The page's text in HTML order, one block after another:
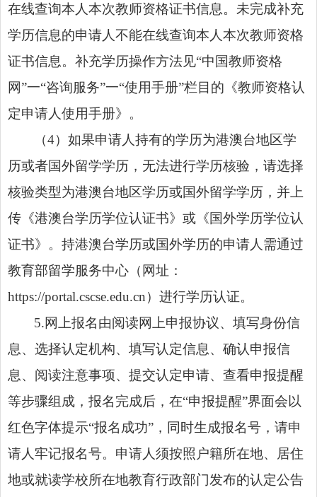
在线查询本人本次教师资格证书信息。未完成补充
学历信息的申请人不能在线查询本人本次教师资格
证书信息。补充学历操作方法见“中国教师资格
网”一“咨询服务”一“使用手册”栏目的《教师资格认
定申请人使用手册》。
（4）如果申请人持有的学历为港澳台地区学
历或者国外留学学历，无法进行学历核验，请选择
核验类型为港澳台地区学历或国外留学学历，并上
传《港澳台学历学位认证书》或《国外学历学位认
证书》。持港澳台学历或国外学历的申请人需通过
教育部留学服务中心（网址：
https://portal.cscse.edu.cn）进行学历认证。
5.网上报名由阅读网上申报协议、填写身份信
息、选择认定机构、填写认定信息、确认申报信
息、阅读注意事项、提交认定申请、查看申报提醒
等步骤组成，报名完成后，在“申报提醒”界面会以
红色字体提示“报名成功”，同时生成报名号，请申
请人牢记报名号。申请人须按照户籍所在地、居住
地或就读学校所在地教育行政部门发布的认定公告